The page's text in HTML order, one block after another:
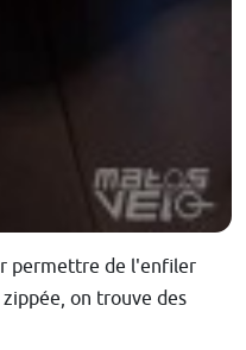
permettre de l'enfiler
on trouve des